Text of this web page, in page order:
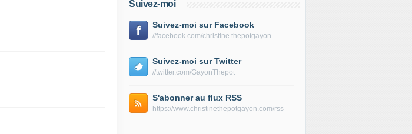
Suivez-moi
Suivez-moi sur Facebook
//facebook.com/christine.thepotgayon
Suivez-moi sur Twitter
//twitter.com/GayonThepot
S'abonner au flux RSS
https://www.christinethepotgayon.com/rss